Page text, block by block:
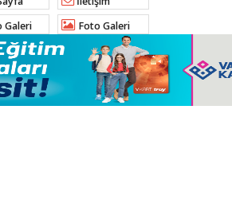
paylaşımı
Başkanı Orhan
CHP’li belediye başkanı
Galeri
Foto Galeri